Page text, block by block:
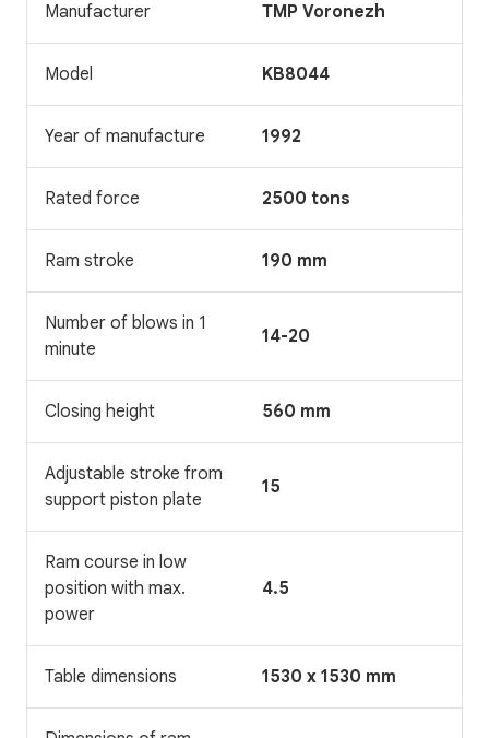
Manufacturer TMP Voronezh
Model KB8044
Year of manufacture 1992
Rated force 2500 tons
Ram stroke 190 mm
Number of blows in 1
minute
14-20
Closing height 560 mm
Adjustable stroke from
support piston plate
15
Ram course in low
position with max.
power
4.5
Table dimensions 1530 x 1530 mm